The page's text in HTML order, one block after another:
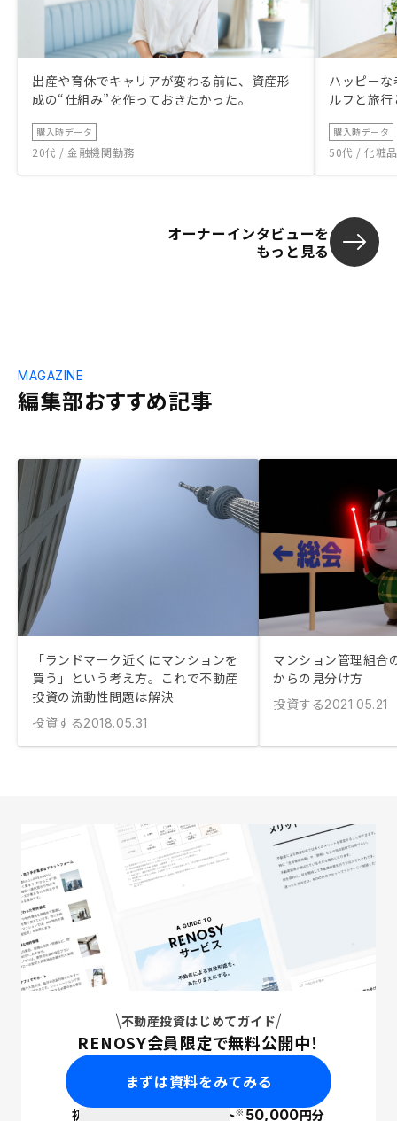
出産や育休でキャリアが変わる前に、資産形
成の“仕組み”を作っておきたかった。
購入時データ
20代 / 金融機関勤務
ハッピー
ルフと旅
購入時データ
50代 / 化粧
オーナーインタビューを
もっと見る
編集部おすすめ記事
MAGAZINE
「ランドマーク近くにマンションを
買う」という考え方。これで不動産
投資の流動性問題は解決
投資する2018.05.31
マンション管理組合
からの見分け方
投資する2021.05.21
不動産投資はじめてガイド
RENOSY会員限定で無料公開中！
まずは資料をみてみる
初回面談で ポイント※50,000円分